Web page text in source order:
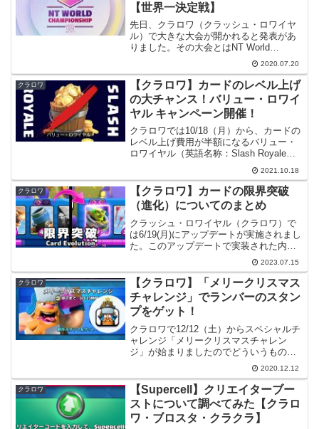
【世界一決定戦】
先日、クラロワ（クラッシュ・ロワイヤ
ル）で大きな大会が開かれると発表があ
りました。その大会とはNT World
Championship（No Tilt世界選手権）で
す。20勝チャレンジとも関連があるこの
大会、本記事ではこの大会について発
表...
2020.07.20
クラロワ
【クラロワ】カードのレベル上げ
の大チャンス！バリュー・ロワイ
ヤル キャンペーン開催！
クラロワでは10/18（月）から、カードの
レベル上げ費用が半額になるバリュー・
ロワイヤル（英語名称：Slash Royale）
というキャンペーンが開催されます。そ
の他にもキャンペーン期間中には美味し
いイベントが開催されるので本記事で詳
しく見...
2021.10.18
クラロワ
【クラロワ】カードの限界突破
（進化）についてのまとめ
クラッシュ・ロワイヤル（クラロワ）で
は6/19(月)にアップデートが実施されまし
た。このアップデートで実装された内容
の一つにカードの限界突破があります。
本記事ではこれについて詳しく見ていこ
うと思います。【更新履歴】公式サポー
トページのリンク...
2023.07.15
クラロワ
【クラロワ】「メリークリスマス
チャレンジ」でランバーのスタン
プをゲット！
クラロワで12/12（土）からスペシャルチ
ャレンジ「メリークリスマスチャレン
ジ」が始まりましたのでどういうものか
見てみようと思います。メリークリスマ
スチャレンジメリークリスマスチャレン
ジは英語表記だと「Happy Logmas
Challe...
2020.12.12
クラロワ
【Supercell】クリエイターブー
ストについて調べてみた【クラロ
ワ・ブロスタ・クラクラ】